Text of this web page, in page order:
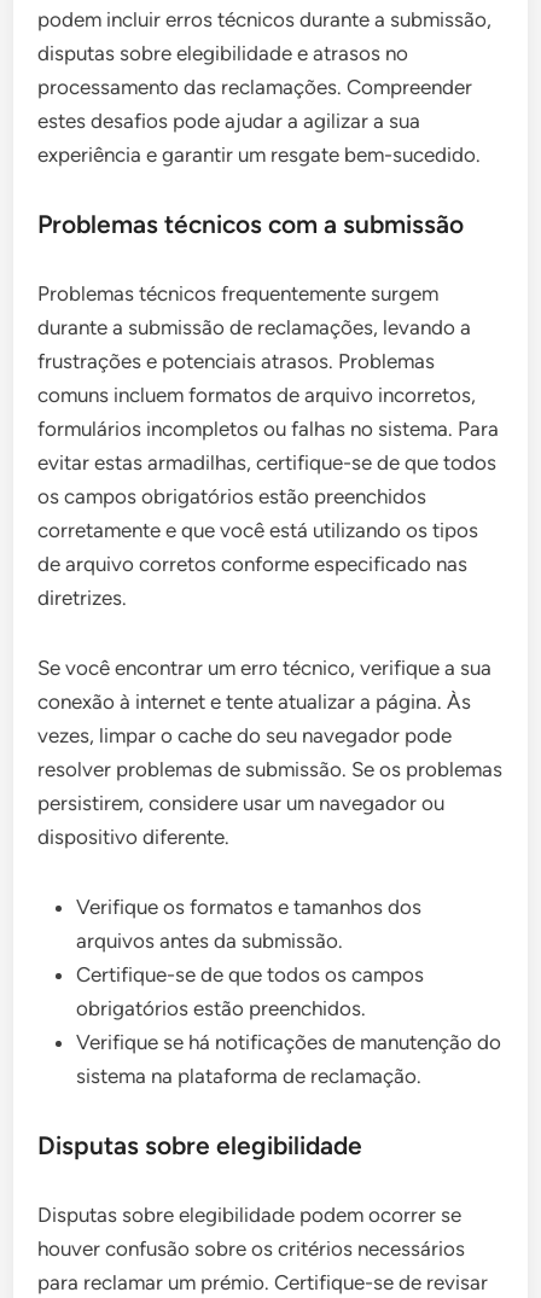
podem incluir erros técnicos durante a submissão,
disputas sobre elegibilidade e atrasos no
processamento das reclamações. Compreender
estes desafios pode ajudar a agilizar a sua
experiência e garantir um resgate bem-sucedido.
Problemas técnicos com a submissão
Problemas técnicos frequentemente surgem
durante a submissão de reclamações, levando a
frustrações e potenciais atrasos. Problemas
comuns incluem formatos de arquivo incorretos,
formulários incompletos ou falhas no sistema. Para
evitar estas armadilhas, certifique-se de que todos
os campos obrigatórios estão preenchidos
corretamente e que você está utilizando os tipos
de arquivo corretos conforme especificado nas
diretrizes.
Se você encontrar um erro técnico, verifique a sua
conexão à internet e tente atualizar a página. Às
vezes, limpar o cache do seu navegador pode
resolver problemas de submissão. Se os problemas
persistirem, considere usar um navegador ou
dispositivo diferente.
Verifique os formatos e tamanhos dos
arquivos antes da submissão.
Certifique-se de que todos os campos
obrigatórios estão preenchidos.
Verifique se há notificações de manutenção do
sistema na plataforma de reclamação.
Disputas sobre elegibilidade
Disputas sobre elegibilidade podem ocorrer se
houver confusão sobre os critérios necessários
para reclamar um prémio. Certifique-se de revisar